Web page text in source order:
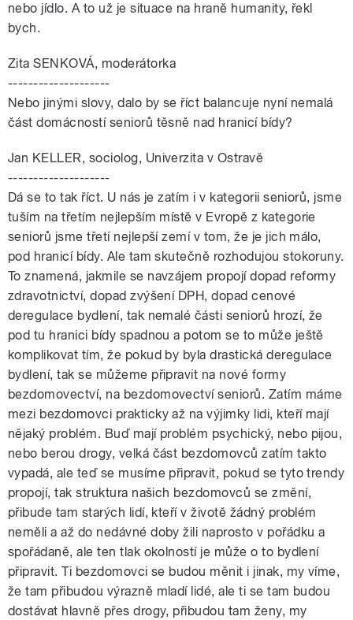
nebo jídlo. A to už je situace na hraně humanity, řekl
bych.
Zita SENKOVÁ, moderátorka
--------------------
Nebo jinými slovy, dalo by se říct balancuje nyní nemalá
část domácností seniorů těsně nad hranicí bídy?
Jan KELLER, sociolog, Univerzita v Ostravě
--------------------
Dá se to tak říct. U nás je zatím i v kategorii seniorů, jsme
tuším na třetím nejlepším místě v Evropě z kategorie
seniorů jsme třetí nejlepší zemí v tom, že je jich málo,
pod hranicí bídy. Ale tam skutečně rozhodujou stokoruny.
To znamená, jakmile se navzájem propojí dopad reformy
zdravotnictví, dopad zvýšení DPH, dopad cenové
deregulace bydlení, tak nemalé části seniorů hrozí, že
pod tu hranici bídy spadnou a potom se to může ještě
komplikovat tím, že pokud by byla drastická deregulace
bydlení, tak se můžeme připravit na nové formy
bezdomovectví, na bezdomovectví seniorů. Zatím máme
mezi bezdomovci prakticky až na výjimky lidi, kteří mají
nějaký problém. Buď mají problém psychický, nebo pijou,
nebo berou drogy, velká část bezdomovců zatím takto
vypadá, ale teď se musíme připravit, pokud se tyto trendy
propojí, tak struktura našich bezdomovců se změní,
přibude tam starých lidí, kteří v životě žádný problém
neměli a až do nedávné doby žili naprosto v pořádku a
spořádaně, ale ten tlak okolností je může o to bydlení
připravit. Ti bezdomovci se budou měnit i jinak, my víme,
že tam přibudou výrazně mladí lidé, ale ti se tam budou
dostávat hlavně přes drogy, přibudou tam ženy, my